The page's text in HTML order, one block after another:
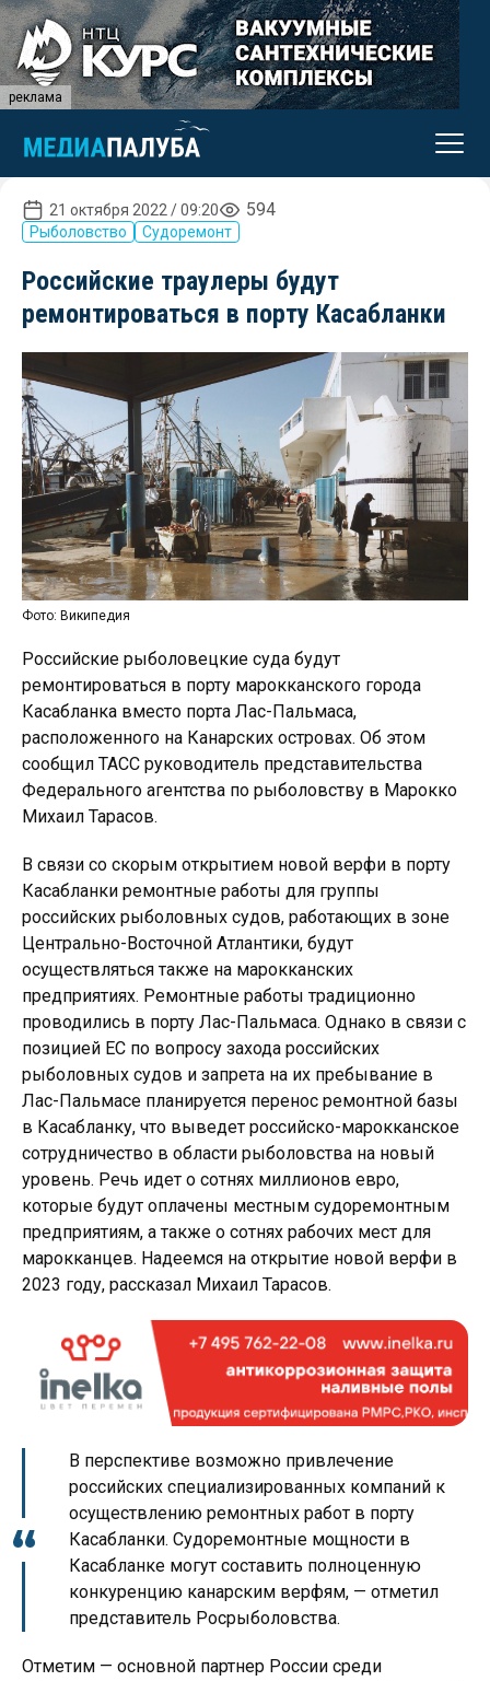
реклама
21 октября 2022 / 09:20 594
Рыболовство Судоремонт
Российские траулеры будут
ремонтироваться в порту Касабланки
Фото: Википедия
Российские рыболовецкие суда будут
ремонтироваться в порту марокканского города
Касабланка вместо порта Лас-Пальмаса,
расположенного на Канарских островах. Об этом
сообщил ТАСС руководитель представительства
Федерального агентства по рыболовству в Марокко
Михаил Тарасов.
В связи со скорым открытием новой верфи в порту
Касабланки ремонтные работы для группы
российских рыболовных судов, работающих в зоне
Центрально-Восточной Атлантики, будут
осуществляться также на марокканских
предприятиях. Ремонтные работы традиционно
проводились в порту Лас-Пальмаса. Однако в связи с
позицией ЕС по вопросу захода российских
рыболовных судов и запрета на их пребывание в
Лас-Пальмасе планируется перенос ремонтной базы
в Касабланку, что выведет российско-марокканское
сотрудничество в области рыболовства на новый
уровень. Речь идет о сотнях миллионов евро,
которые будут оплачены местным судоремонтным
предприятиям, а также о сотнях рабочих мест для
марокканцев. Надеемся на открытие новой верфи в
2023 году, рассказал Михаил Тарасов.
В перспективе возможно привлечение
российских специализированных компаний к
осуществлению ремонтных работ в порту
Касабланки. Судоремонтные мощности в
Касабланке могут составить полноценную
конкуренцию канарским верфям, — отметил
представитель Росрыболовства.
Отметим — основной партнер России среди